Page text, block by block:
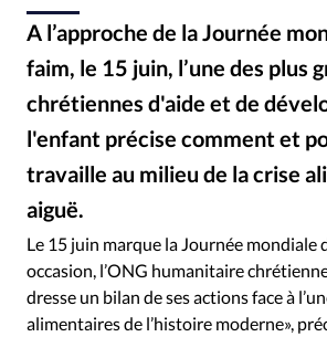
Toute l'actualité
Se connecter
Devise:CHF
RUBRIQUES
Toute l'actualité Bible Culture
Eglises
Mission
Monde People
Société
A l’approche de la Journée
faim, le 15 juin, l’une des plus
chrétiennes d'aide et de
l'enfant précise comment et
travaille au milieu de la crise
aiguë.
Le 15 juin marque la Journée mondiale
occasion, l’ONG humanitaire
dresse un bilan de ses actions face à
alimentaires de l’histoire moderne»,